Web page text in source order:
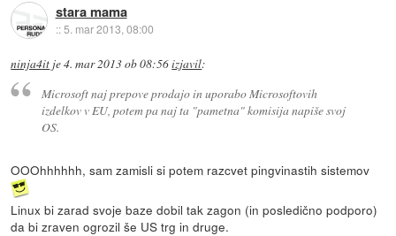
stara mama
::5. mar 2013, 08:00
ninja4it je4. mar 2013 ob 08:56izjavil:
Microsoft naj prepove prodajo in uporabo Microsoftovih
izdelkov v EU, potem pa naj ta "pametna" komisija napiše svoj
OS.
OOOhhhhhh, sam zamisli si potem razcvet pingvinastih sistemov
Linux bi zarad svoje baze dobil tak zagon (in posledično podporo)
da bi zraven ogrozil še US trg in druge.